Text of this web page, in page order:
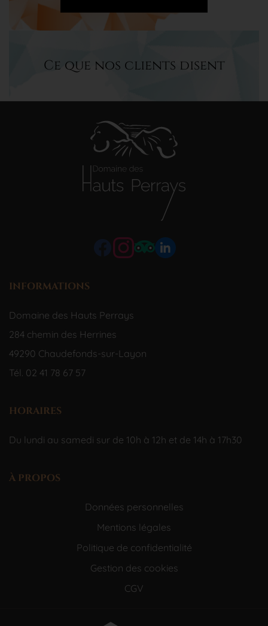
Ce que nos clients disent
INFORMATIONS
Domaine des Hauts Perrays
284 chemin des Herrines
49290 Chaudefonds-sur-Layon
Tél. 02 41 78 67 57
HORAIRES
Du lundi au samedi sur de 10h à 12h et de 14h à 17h30
À PROPOS
Données personnelles
Mentions légales
Politique de confidentialité
Gestion des cookies
CGV